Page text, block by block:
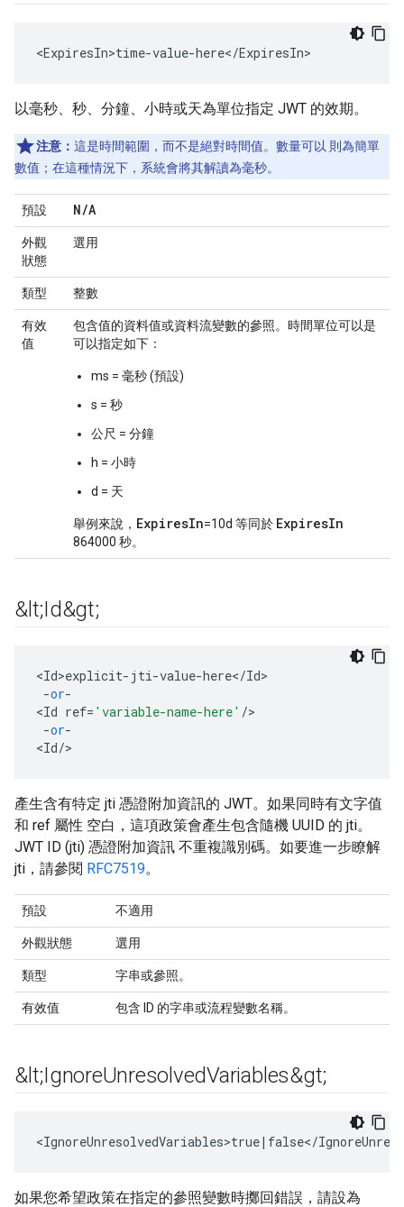
<ExpiresIn>time-value-here</ExpiresIn>
以毫秒、秒、分鐘、小時或天為單位指定 JWT 的效期。
注意： 這是時間範圍，而不是絕對時間值。數量可以 則為簡單
數值；在這種情況下，系統會將其解讀為毫秒。
預設 N/A
外觀
狀態
選用
類型 整數
有效
值
包含值的資料值或資料流變數的參照。時間單位可以是
可以指定如下：
ms = 毫秒 (預設)
s = 秒
公尺 = 分鐘
h = 小時
d = 天
舉例來說， ExpiresIn=10d 等同於 ExpiresIn
864000 秒。
&lt;Id&gt;
<Id>explicit- jti-value-here</Id
-or-
<Id ref= 'variable-name-here' /
-or-
<Id/>
產生含有特定 jti 憑證附加資訊的 JWT。如果同時有文字值
和 ref 屬性 空白，這項政策會產生包含隨機 UUID 的 jti。
JWT ID (jti) 憑證附加資訊 不重複識別碼。如要進一步瞭解
jti，請參閱 RFC7519。
預設 不適用
外觀狀態 選用
類型 字串或參照。
有效值 包含 ID 的字串或流程變數名稱。
&lt;IgnoreUnresolvedVariables&gt;
<IgnoreUnresolvedVariables>true|false</
如果您希望政策在指定的參照變數時擲回錯誤，請設為